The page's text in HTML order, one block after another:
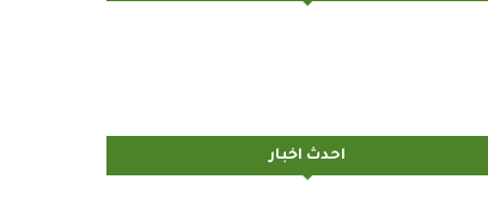
احدث اخبار